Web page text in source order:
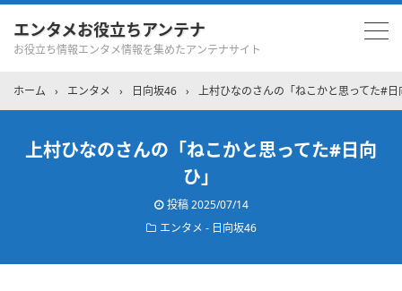
エンタメお役立ちアンテナ
お役立ち情報エンタメ情報を集めたアンテナサイト
ホーム › エンタメ › 日向坂46 › 上村ひなのさんの「ねこかと思ってた#日
上村ひなのさんの「ねこかと思ってた#日向
ひ」
投稿2025/07/14
エンタメ - 日向坂46